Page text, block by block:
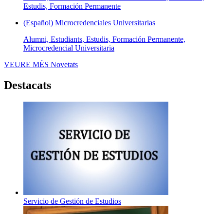
Estudis, Formación Permanente
(Español) Microcredenciales Universitarias
Alumni, Estudiants, Estudis, Formación Permanente,
Microcredencial Universitaria
VEURE MÉS Novetats
Destacats
Servicio de Gestión de Estudios